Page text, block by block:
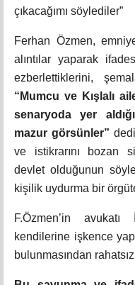
çıkacağımı söylediler”
Ferhan Özmen,
alıntılar yaparak
ezberlettiklerini,
“Mumcu ve Kışlalı
senaryoda yer
mazur görsünler”
ve istikrarını bozan
devlet olduğunun
kişilik uydurma bir
F.Özmen’in
kendilerine işkence
bulunmasından